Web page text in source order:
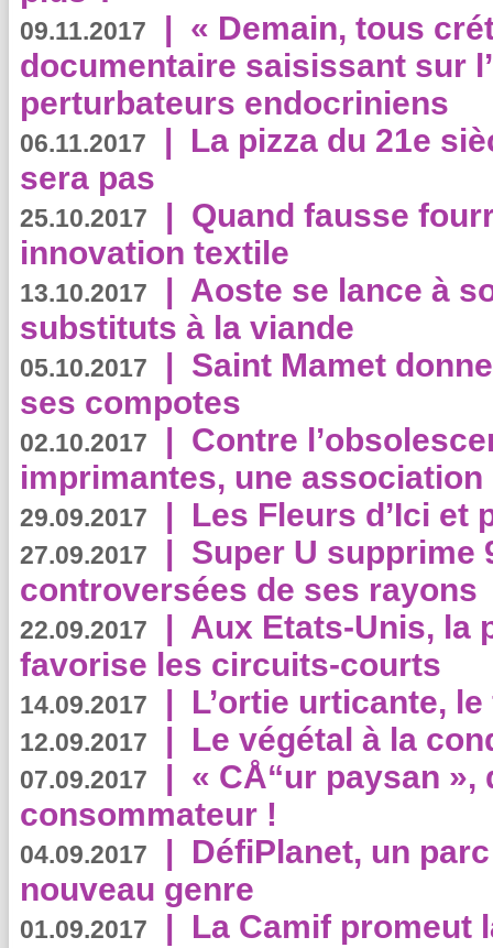
09.11.2017 | « Demain, tous
documentaire saisissant sur
perturbateurs endocriniens
06.11.2017 | La pizza du 21e
sera pas
25.10.2017 | Quand fausse
innovation textile
13.10.2017 | Aoste se lance à
substituts à la viande
05.10.2017 | Saint Mamet
ses compotes
02.10.2017 | Contre
imprimantes, une
29.09.2017 | Les Fleurs d’Ici et
27.09.2017 | Super U supprime
controversées de ses rayons
22.09.2017 | Aux Etats-Unis, la
favorise les circuits-courts
14.09.2017 | L’ortie urticante,
12.09.2017 | Le végétal à la
07.09.2017 | « CÅ“ur paysan
consommateur !
04.09.2017 | DéfiPlanet, un
nouveau genre
01.09.2017 | La Camif promeut